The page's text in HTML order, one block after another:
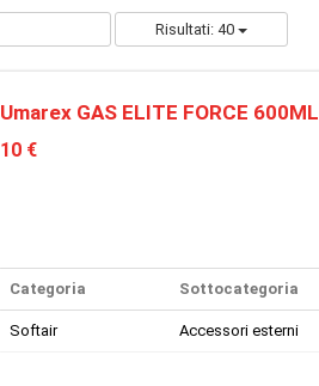
Risultati: 40
Umarex GAS ELITE FORCE 600ML
10 €
Categoria Sottocategoria
Softair Accessori esterni